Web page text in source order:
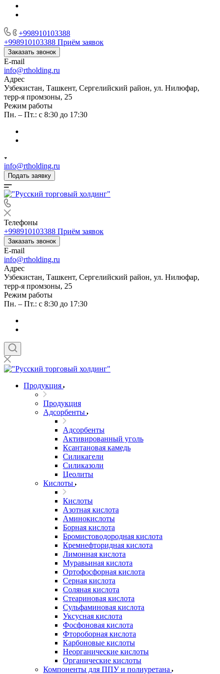
+998910103388
+998910103388 Приём заявок
Заказать звонок
E-mail
info@rtholding.ru
Адрес
Узбекистан, Ташкент, Сергелийский район, ул. Нилюфар,
терр-я промзоны, 25
Режим работы
Пн. – Пт.: с 8:30 до 17:30
info@rtholding.ru
Подать заявку
Телефоны
+998910103388 Приём заявок
Заказать звонок
E-mail
info@rtholding.ru
Адрес
Узбекистан, Ташкент, Сергелийский район, ул. Нилюфар,
терр-я промзоны, 25
Режим работы
Пн. – Пт.: с 8:30 до 17:30
Продукция
Продукция
Адсорбенты
Адсорбенты
Активированный уголь
Ксантановая камедь
Силикагели
Силиказоли
Цеолиты
Кислоты
Кислоты
Азотная кислота
Аминокислоты
Борная кислота
Бромистоводородная кислота
Кремнефторидная кислота
Лимонная кислота
Муравьиная кислота
Ортофосфорная кислота
Серная кислота
Соляная кислота
Стеариновая кислота
Сульфаминовая кислота
Уксусная кислота
Фосфоновая кислота
Фтороборная кислота
Карбоновые кислоты
Неорганические кислоты
Органические кислоты
Компоненты для ППУ и полиуретана